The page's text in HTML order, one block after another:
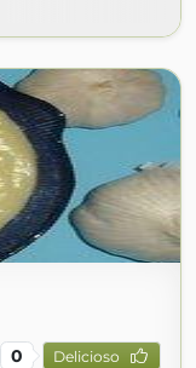
0 Delicioso